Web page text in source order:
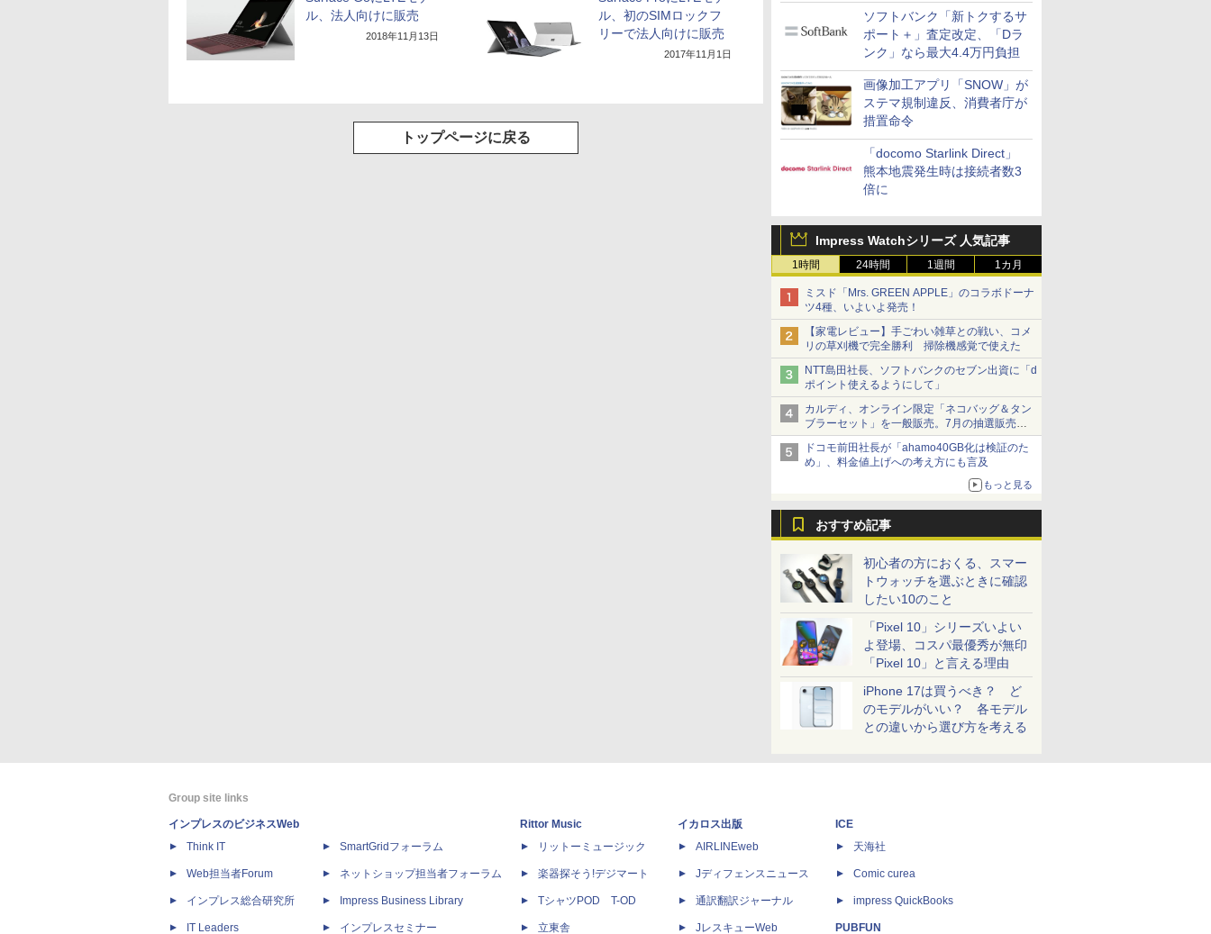
ソフトバンク「新トクするサ
ポート＋」査定改定、「Dラ
ンク」なら最大4.4万円負担
画像加工アプリ「SNOW」が
ステマ規制違反、消費者庁が
措置命令
「docomo Starlink Direct」
熊本地震発生時は接続者数3
倍に
Impress Watchシリーズ 人気記事
1時間 24時間 1週間 1カ月
ミスド「Mrs. GREEN APPLE」のコラボドーナ
ツ4種、いよいよ発売！
【家電レビュー】手ごわい雑草との戦い、コメ
リの草刈機で完全勝利 掃除機感覚で使えた
NTT島田社長、ソフトバンクのセブン出資に「d
ポイント使えるようにして」
カルディ、オンライン限定「ネコバッグ＆タン
ブラーセット」を一般販売。7月の抽選販売の
当選無効分
ドコモ前田社長が「ahamo40GB化は検証のた
め」、料金値上げへの考え方にも言及
もっと見る
おすすめ記事
初心者の方におくる、スマー
トウォッチを選ぶときに確認
したい10のこと
「Pixel 10」シリーズいよい
よ登場、コスパ最優秀が無印
「Pixel 10」と言える理由
iPhone 17は買うべき？ ど
のモデルがいい？ 各モデル
との違いから選び方を考える
ル、法人向けに販売
2018年11月13日
ル、初のSIMロックフ
リーで法人向けに販売
2017年11月1日
トップページに戻る
Group site links
インプレスのビジネスWeb
Think IT
Web担当者Forum
インプレス総合研究所
IT Leaders
SmartGridフォーラム
ネットショップ担当者フォーラム
Impress Business Library
インプレスセミナー
Rittor Music
リットーミュージック
楽器探そう!デジマート
TシャツPOD T-OD
立東舎
イカロス出版
AIRLINEweb
Jディフェンスニュース
通訳翻訳ジャーナル
JレスキューWeb
ICE
天海社
Comic curea
impress QuickBooks
PUBFUN